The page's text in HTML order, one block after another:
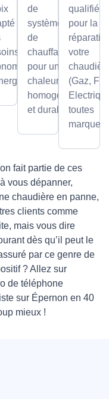
à
et
de
systèmes
de
chauffage
pour une
chaleur
homogène
et durable.
qualifiés
pour la
votre
(Gaz,
toutes
marques.
fait partie de ces
vous dépanner,
chaudière en panne,
clients comme
mais vous dire
dès qu’il peut le
par ce genre de
? Allez sur
de téléphone
sur Épernon en 40
mieux !